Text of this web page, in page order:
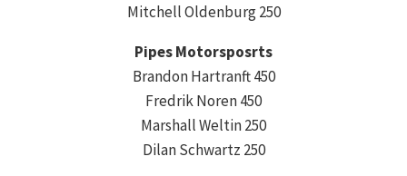
Mitchell Oldenburg 250
Pipes Motorsposrts
Brandon Hartranft 450
Fredrik Noren 450
Marshall Weltin 250
Dilan Schwartz 250